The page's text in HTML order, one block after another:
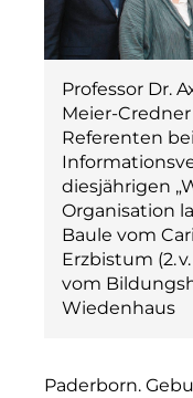
Professor Dr.
Meier-Credner
Referenten
diesjährigen
Organisation
Baule vom
Erzbistum (2.
vom
Wiedenhaus
Paderborn.